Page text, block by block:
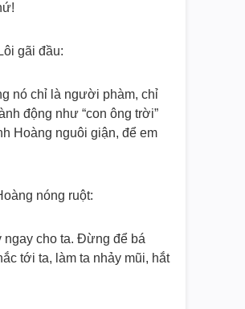
gãi đầu:
nó chỉ là người phàm, chỉ
động như “con ông trời”
Hoàng nguôi giận, để em
nóng ruột:
ngay cho ta. Đừng để bá
tới ta, làm ta nhảy mũi, hắt